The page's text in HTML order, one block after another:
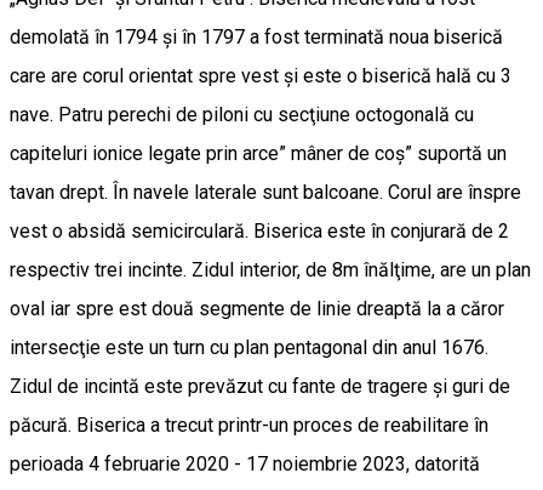
demolată în 1794 şi în 1797 a fost terminată noua biserică
care are corul orientat spre vest şi este o biserică hală cu 3
nave. Patru perechi de piloni cu secţiune octogonală cu
capiteluri ionice legate prin arce” mâner de coş” suportă un
tavan drept. În navele laterale sunt balcoane. Corul are înspre
vest o absidă semicirculară. Biserica este în conjurară de 2
respectiv trei incinte. Zidul interior, de 8m înălţime, are un plan
oval iar spre est două segmente de linie dreaptă la a căror
intersecţie este un turn cu plan pentagonal din anul 1676.
Zidul de incintă este prevăzut cu fante de tragere şi guri de
păcură. Biserica a trecut printr-un proces de reabilitare în
perioada 4 februarie 2020 - 17 noiembrie 2023, datorită